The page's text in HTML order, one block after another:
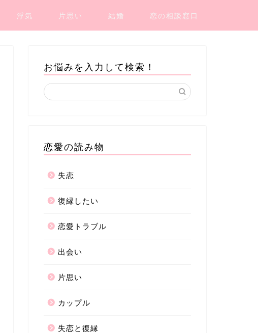
浮気 片思い 結婚 恋の相談窓口
お悩みを入力して検索！
恋愛の読み物
失恋
復縁したい
恋愛トラブル
出会い
片思い
カップル
失恋と復縁